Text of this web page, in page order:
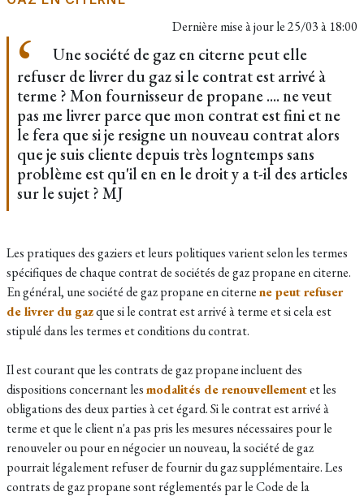
Dernière mise à jour le25/03 à 18:00
Une société de gaz en citerne peut elle
refuser de livrer du gaz si le contrat est arrivé à
terme ? Mon fournisseur de propane .... ne veut
pas me livrer parce que mon contrat est fini et ne
le fera que si je resigne un nouveau contrat alors
que je suis cliente depuis très logntemps sans
problème est qu'il en en le droit y a t-il des articles
sur le sujet ? MJ
Les pratiques des gaziers et leurs politiques varient selon les termes
spécifiques de chaque contrat de sociétés de gaz propane en citerne.
En général, une société de gaz propane en citernene peut refuser
de livrer du gazque si le contrat est arrivé à terme et si cela est
stipulé dans les termes et conditions du contrat.
Il est courant que les contrats de gaz propane incluent des
dispositions concernant lesmodalités de renouvellementet les
obligations des deux parties à cet égard. Si le contrat est arrivé à
terme et que le client n'a pas pris les mesures nécessaires pour le
renouveler ou pour en négocier un nouveau, la société de gaz
pourrait légalement refuser de fournir du gaz supplémentaire. Les
contrats de gaz propane sont réglementés par le Code de la